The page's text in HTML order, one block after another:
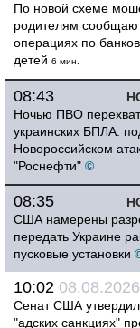
По новой схеме
родителям
операциях по
детей 6 мин.
08:43
Ночью ПВО
украинских БПЛА:
Новороссийском
"Роснефти" ©
08:35
США намерены
передать Украине
пусковые установки
10:02 08.08.2026
Сенат США утвердил
"адских санкциях"